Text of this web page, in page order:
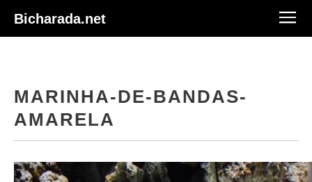
Bicharada.net
MARINHA-DE-BANDAS-
AMARELA